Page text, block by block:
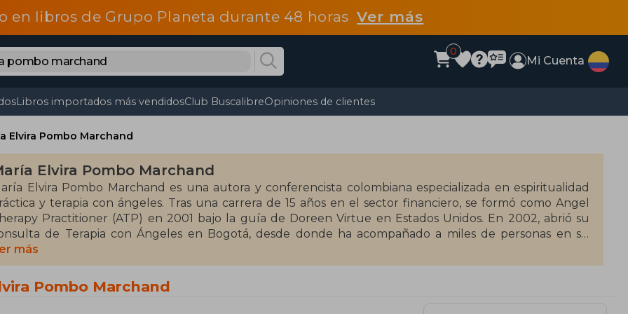
en libros de Grupo Planeta durante 48 horasVer más
0
Mi Cuenta
Libros importados más vendidosClub BuscalibreOpiniones de clientes
Elvira Pombo Marchand
Elvira Pombo Marchand
Elvira Pombo Marchand es una autora y conferencista colombiana especializada en espiritualidad
y terapia con ángeles. Tras una carrera de 15 años en el sector financiero, se formó como Angel
Practitioner (ATP) en 2001 bajo la guía de Doreen Virtue en Estados Unidos. En 2002, abrió su
de Terapia con Ángeles en Bogotá, desde donde ha acompañado a miles de personas en su
espiritual. Su enfoque se basa en experiencias transformadoras que buscan integrar la
en la vida cotidiana.
sus obras más destacadas se encuentran Aventura con tus ángeles: Un mensaje de luz (2006), De la
de los ángeles: Manual para vivir (2011) y Misión Felicidad (2019). También ha publicado Descubre a
más
Pombo Marchand